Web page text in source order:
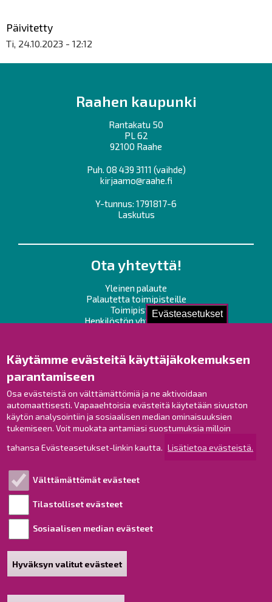
Evästeasetukset
Käytämme evästeitä käyttäjäkokemuksen
parantamiseen
Osa evästeistä on välttämättömiä ja ne aktivoidaan
automaattisesti. Vapaaehtoisia evästeitä käytetään sivuston
käytön analysointiin ja sosiaalisen median ominaisuuksien
tukemiseen. Voit muokata antamiasi suostumuksia milloin
tahansa Evästeasetukset-linkin kautta. Lisätietoa evästeistä.
Välttämättömät evästeet
Tilastolliset evästeet
Sosiaalisen median evästeet
Hyväksyn valitut evästeet
Päivitetty
Ti, 24.10.2023 - 12:12
Raahen kaupunki
Rantakatu 50
PL 62
92100 Raahe
Puh. 08 439 3111 (vaihde)
kirjaamo@raahe.fi
Y-tunnus: 1791817-6
Laskutus
Ota yhteyttä!
Yleinen palaute
Palautetta toimipisteille
Toimipisteet
Henkilöstön yhteystiedot
Raahe Facebookissa
Raahe Instagramissa
Raahe LinkedInissä
Raahe YouTubessa
Esityslistat ja pöytäkirjat
Viranhaltijapäätökset
Saavutettavuusseloste
Sivukartta